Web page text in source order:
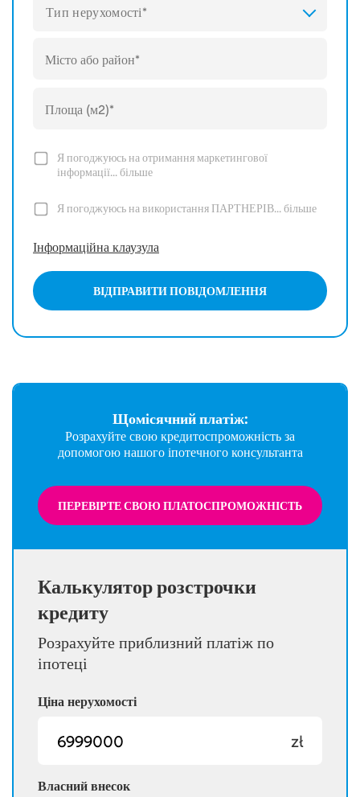
Тип нерухомості*
Я погоджуюсь на отримання маркетингової
інформації...більше
Я погоджуюсь на використання ПАРТНЕРІВ...більше
Інформаційна клаузула
ВІДПРАВИТИ ПОВІДОМЛЕННЯ
Калькулятор розстрочки
кредиту
Розрахуйте приблизний платіж по
іпотеці
Ціна нерухомості
zł
Власний внесок
Щомісячний платіж:
Розрахуйте свою кредитоспроможність за
допомогою нашого іпотечного консультанта
ПЕРЕВІРТЕ СВОЮ ПЛАТОСПРОМОЖНІСТЬ